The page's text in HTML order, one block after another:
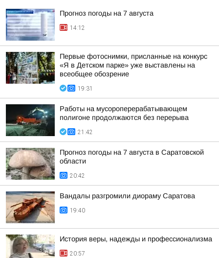
Прогноз погоды на 7 августа
14:12
Первые фотоснимки, присланные на конкурс
«Я в Детском парке» уже выставлены на
всеобщее обозрение
19:31
Работы на мусороперерабатывающем
полигоне продолжаются без перерыва
21:42
Прогноз погоды на 7 августа в Саратовской
области
20:42
Вандалы разгромили диораму Саратова
19:40
История веры, надежды и профессионализма
20:57